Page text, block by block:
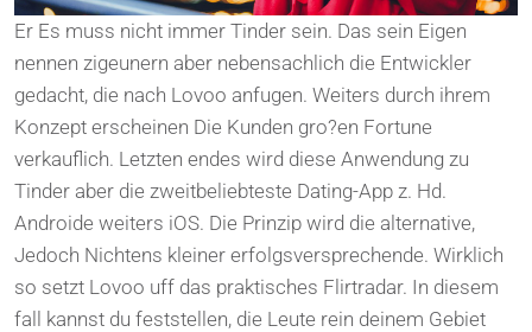
Er Es muss nicht immer Tinder sein. Das sein Eigen
nennen zigeunern aber nebensachlich die Entwickler
gedacht, die nach Lovoo anfugen. Weiters durch ihrem
Konzept erscheinen Die Kunden gro?en Fortune
verkauflich. Letzten endes wird diese Anwendung zu
Tinder aber die zweitbeliebteste Dating-App z. Hd.
Androide weiters iOS. Die Prinzip wird die alternative,
Jedoch Nichtens kleiner erfolgsversprechende. Wirklich
so setzt Lovoo uff das praktisches Flirtradar. In diesem
fall kannst du feststellen, die Leute rein deinem Gebiet